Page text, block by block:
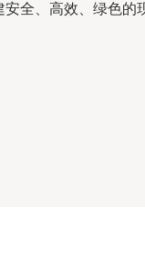
全、高效、绿色的